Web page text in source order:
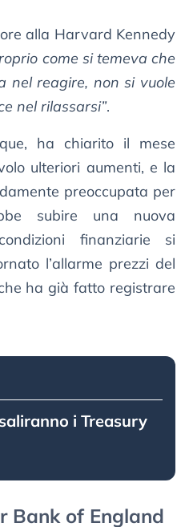
alla Harvard Kennedy
come si temeva che
nel reagire, non si vuole
nel rilassarsi”.
ha chiarito il mese
ulteriori aumenti, e la
preoccupata per
subire una nuova
finanziarie si
l’allarme prezzi del
ha già fatto registrare
i Treasury
Bank of England